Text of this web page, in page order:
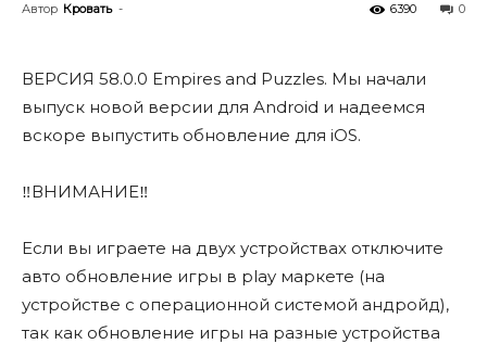
Автор Кровать - 0
6390
ВЕРСИЯ 58.0.0 Empires and Puzzles. Мы начали
выпуск новой версии для Android и надеемся
вскоре выпустить обновление для iOS.
‼ВНИМАНИЕ‼
Если вы играете на двух устройствах отключите
авто обновление игры в play маркете (на
устройстве с операционной системой андройд),
так как обновление игры на разные устройства